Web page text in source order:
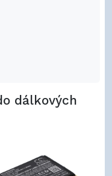
dálkových